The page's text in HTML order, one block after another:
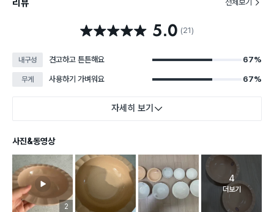
전체보기
별점 5.0점 5.0 (21)
내구성 견고하고 튼튼해요 67%
무게 사용하기 가벼워요 67%
자세히 보기
사진&동영상
리뷰 이미지 등록 개수
2
고객 리뷰
4
더보기